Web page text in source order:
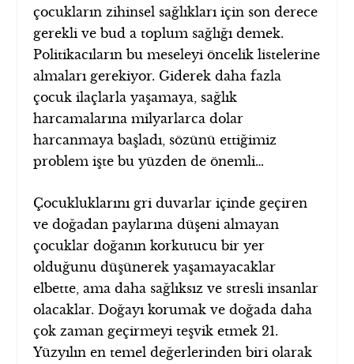
çocukların zihinsel sağlıkları için son derece
gerekli ve bud a toplum sağlığı demek.
Politikacıların bu meseleyi öncelik listelerine
almaları gerekiyor. Giderek daha fazla
çocuk ilaçlarla yaşamaya, sağlık
harcamalarına milyarlarca dolar
harcanmaya başladı, sözünü ettiğimiz
problem işte bu yüzden de önemli…
Çocukluklarını gri duvarlar içinde geçiren
ve doğadan paylarına düşeni almayan
çocuklar doğanın korkutucu bir yer
olduğunu düşünerek yaşamayacaklar
elbette, ama daha sağlıksız ve stresli insanlar
olacaklar. Doğayı korumak ve doğada daha
çok zaman geçirmeyi teşvik etmek 21.
Yüzyılın en temel değerlerinden biri olarak